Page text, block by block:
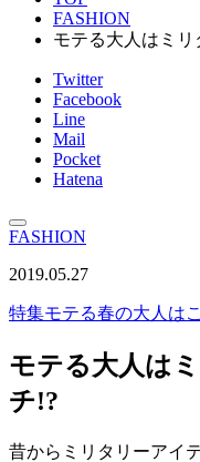
FASHION
モテる大人はミ
Twitter
Facebook
Line
Mail
Pocket
Hatena
FASHION
2019.05.27
特集モテる春の大人は
モテる大人は
チ!?
昔からミリタリーアイ